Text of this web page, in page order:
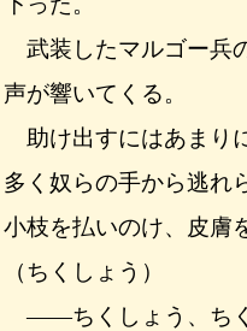
武装したマルゴー兵
声が響いてくる。
助け出すにはあまり
多く奴らの手から逃れ
小枝を払いのけ、皮膚
（ちくしょう）
――ちくしょう、ちく